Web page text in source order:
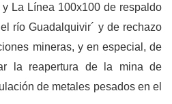
La Línea 100x100 de respaldo
río Guadalquivir´ y de rechazo
mineras, y en especial, de
la reapertura de la mina de
de metales pesados en el